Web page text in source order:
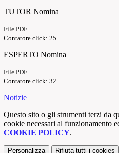
TUTOR Nomina
File PDF
Contatore click: 25
ESPERTO Nomina
File PDF
Contatore click: 32
Notizie
Questo sito o gli strumenti terzi da
cookie necessari al funzionamento
COOKIE POLICY.
Personalizza Rifiuta tutti i cookies